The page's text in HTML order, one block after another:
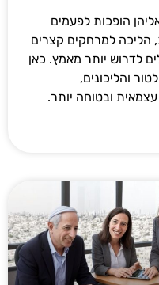
הופכות לפעמים
הליכה למרחקים קצרים
לדרוש יותר מאמץ. כאן
והליכונים,
ובטוחה יותר.